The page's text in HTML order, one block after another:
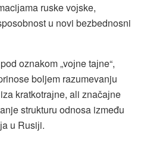
ruske voјske,
u novi bezbednosni
oznakom „voјne taјne“,
boljem razumevanju
kratkotraјne, ali značaјne
strukturu odnosa između
u Rusiјi.